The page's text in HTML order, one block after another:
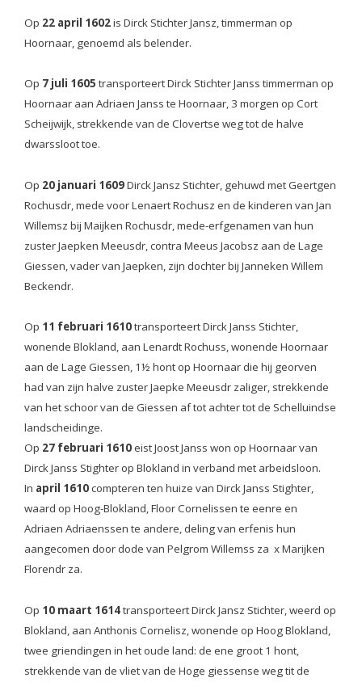
Op 22 april 1602is Dirck Stichter Jansz, timmerman op
Hoornaar, genoemd als belender.
Op 7 juli 1605 transporteert Dirck Stichter Janss timmerman op
Hoornaar aan Adriaen Janss te Hoornaar, 3 morgen op Cort
Scheijwijk, strekkende van de Clovertse weg tot de halve
dwarssloot toe.
Op 20 januari 1609Dirck Jansz Stichter, gehuwd met Geertgen
Rochusdr, mede voor Lenaert Rochusz en de kinderen van Jan
Willemsz bij Maijken Rochusdr, mede-erfgenamen van hun
zuster Jaepken Meeusdr, contra Meeus Jacobsz aan de Lage
Giessen, vader van Jaepken, zijn dochter bij Janneken Willem
Beckendr.
Op 11 februari 1610transporteert Dirck Janss Stichter,
wonende Blokland, aan Lenardt Rochuss, wonende Hoornaar
aan de Lage Giessen, 1½ hont op Hoornaar die hij georven
had van zijn halve zuster Jaepke Meeusdr zaliger, strekkende
van het schoor van de Giessen af tot achter tot de Schelluindse
landscheidinge.
Op 27 februari 1610eist Joost Janss won op Hoornaar van
Dirck Janss Stighter op Blokland in verband met arbeidsloon.
In april 1610compteren ten huize van Dirck Janss Stighter,
waard op Hoog-Blokland, Floor Cornelissen te eenre en
Adriaen Adriaenssen te andere, deling van erfenis hun
aangecomen door dode van Pelgrom Willemss za x Marijken
Florendr za.
Op 10 maart 1614transporteert Dirck Jansz Stichter, weerd op
Blokland, aan Anthonis Cornelisz, wonende op Hoog Blokland,
twee griendingen in het oude land: de ene groot 1 hont,
strekkende van de vliet van de Hoge giessense weg tit de